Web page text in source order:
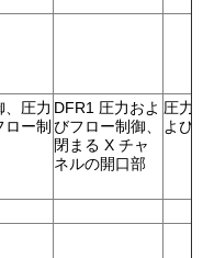
、圧力
ロー制
DFR1 圧力およ
びフロー制御、
閉まる X チャ
ネルの開口部
圧力
よび